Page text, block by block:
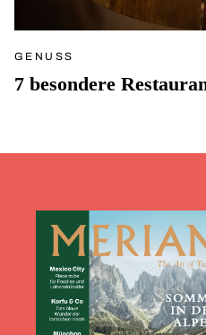
GENUSS
7 besondere